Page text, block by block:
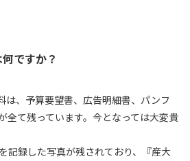
ですか？
は、予算要望書、広告明細書、パンフ
全て残っています。今となっては大変貴
記録した写真が残されており、『産大